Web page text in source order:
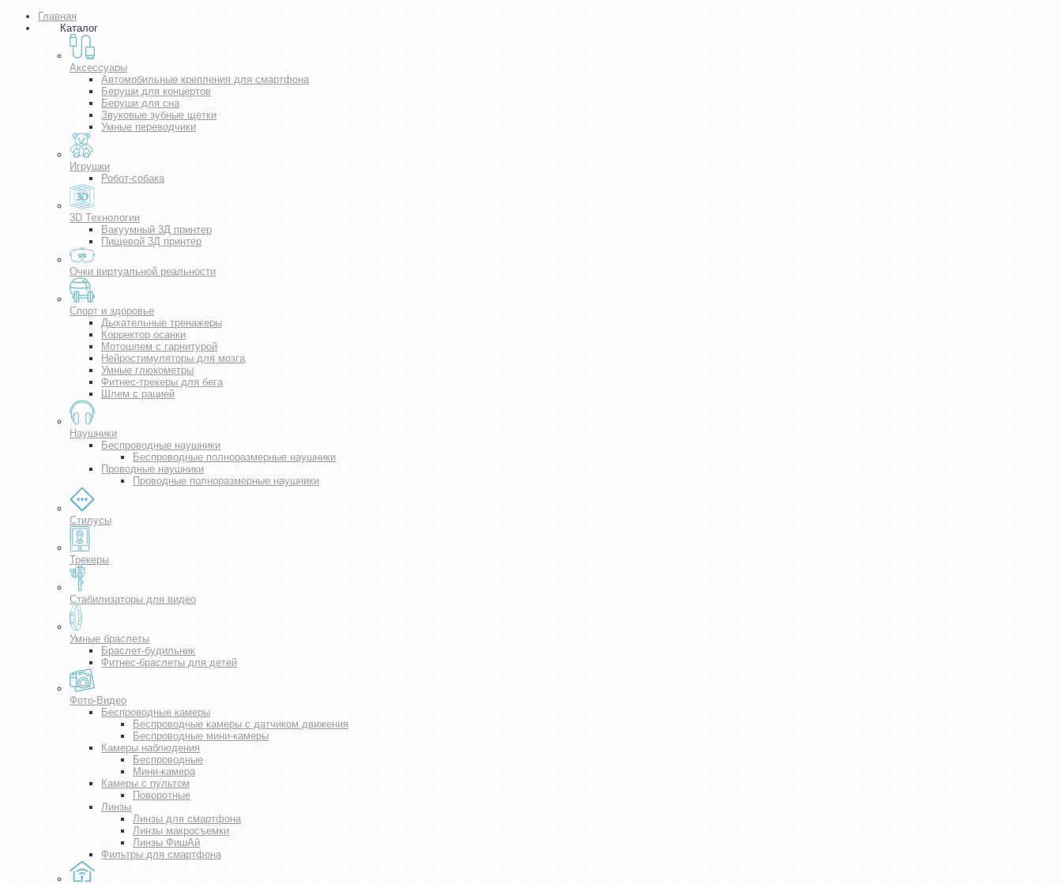
Главная
Каталог
Аксессуары
Автомобильные крепления для смартфона
Беруши для концертов
Беруши для сна
Звуковые зубные щетки
Умные переводчики
Игрушки
Робот-собака
3D Технологии
Вакуумный 3Д принтер
Пищевой 3Д принтер
Очки виртуальной реальности
Спорт и здоровье
Дыхательные тренажеры
Корректор осанки
Мотошлем с гарнитурой
Нейростимуляторы для мозга
Умные глюкометры
Фитнес-трекеры для бега
Шлем с рацией
Наушники
Беспроводные наушники
Беспроводные полноразмерные наушники
Проводные наушники
Проводные полноразмерные наушники
Стилусы
Трекеры
Стабилизаторы для видео
Умные браслеты
Браслет-будильник
Фитнес-браслеты для детей
Фото-Видео
Беспроводные камеры
Беспроводные камеры с датчиком движения
Беспроводные мини-камеры
Камеры наблюдения
Беспроводные
Мини-камера
Камеры с пультом
Поворотные
Линзы
Линзы для смартфона
Линзы макросъемки
Линзы ФишАй
Фильтры для смартфона